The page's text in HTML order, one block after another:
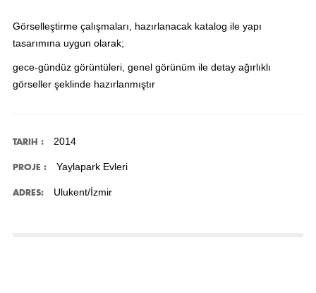
Görselleştirme çalışmaları, hazırlanacak katalog ile yapı
tasarımına uygun olarak;
gece-gündüz görüntüleri, genel görünüm ile detay ağırlıklı
görseller şeklinde hazırlanmıştır
TARIH : 2014
PROJE : Yaylapark Evleri
ADRES: Ulukent/İzmir